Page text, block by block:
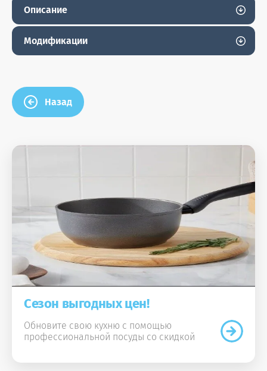
Описание
Модификации
Назад
Сезон выгодных цен!
Обновите свою кухню с помощью
профессиональной посуды со скидкой